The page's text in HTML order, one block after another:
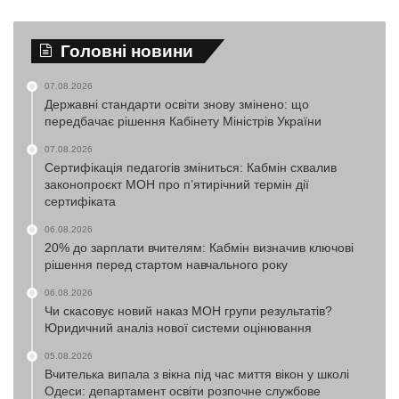
Головні новини
07.08.2026
Державні стандарти освіти знову змінено: що
передбачає рішення Кабінету Міністрів України
07.08.2026
Сертифікація педагогів зміниться: Кабмін схвалив
законопроєкт МОН про п’ятирічний термін дії
сертифіката
06.08.2026
20% до зарплати вчителям: Кабмін визначив ключові
рішення перед стартом навчального року
06.08.2026
Чи скасовує новий наказ МОН групи результатів?
Юридичний аналіз нової системи оцінювання
05.08.2026
Вчителька випала з вікна під час миття вікон у школі
Одеси: департамент освіти розпочне службове